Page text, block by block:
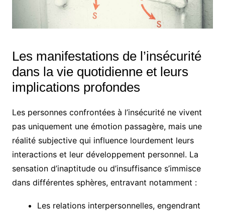
Les manifestations de l’insécurité
dans la vie quotidienne et leurs
implications profondes
Les personnes confrontées à l’insécurité ne vivent
pas uniquement une émotion passagère, mais une
réalité subjective qui influence lourdement leurs
interactions et leur développement personnel. La
sensation d’inaptitude ou d’insuffisance s’immisce
dans différentes sphères, entravant notamment :
Les relations interpersonnelles, engendrant